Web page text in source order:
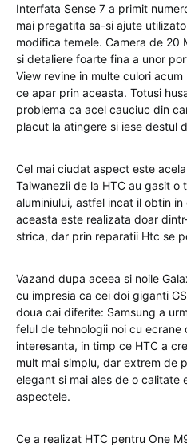
Interfata Sense 7 a primit
mai pregatita sa-si ajute
modifica temele. Camera de 20
si detaliere foarte fina a unor
View revine in multe culori
ce apar prin aceasta. Totusi
problema ca acel cauciuc din
placut la atingere si iese destul
Cel mai ciudat aspect este
Taiwanezii de la HTC au gasit o
aluminiului, astfel incat il obtin
aceasta este realizata doar
strica, dar prin reparatii Htc se
Vazand dupa aceea si noile
cu impresia ca cei doi giganti
doua cai diferite: Samsung a
felul de tehnologii noi cu
interesanta, in timp ce HTC a
mult mai simplu, dar extrem de
elegant si mai ales de o calitate
aspectele.
Ce a realizat HTC pentru One